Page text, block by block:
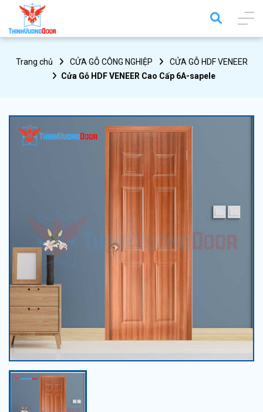
Trang chủ CỬA GỖ CÔNG NGHIỆP
CỬA GỖ HDF VENEER
Cửa Gỗ HDF VENEER Cao Cấp 6A-sapele